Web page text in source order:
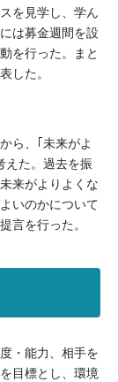
を見学し、学ん
は募金週間を設
を行った。まと
した。
ら、｢未来がよ
えた。過去を振
来がよりよくな
いのかについて
言を行った。
・能力、相手を
目標とし、環境